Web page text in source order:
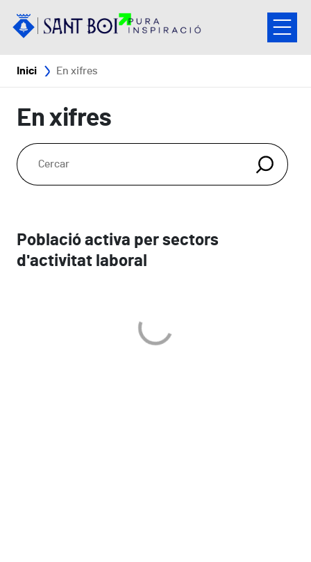
Fil d'ariadna
Inici En xifres
En xifres
Població activa per sectors
d'activitat laboral